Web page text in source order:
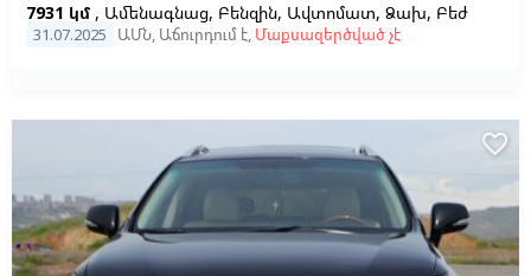
7931 կմ , Ամենագնաց, Բենզին, Ավտոմատ, Ձախ, Բեժ
31.07.2025 ԱՄՆ, Աճուրդում է, Մաքսազերծված չէ
favorite_border